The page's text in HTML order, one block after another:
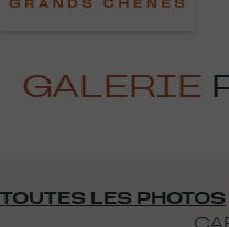
GALERIE
TOUTES LES PHOTOS